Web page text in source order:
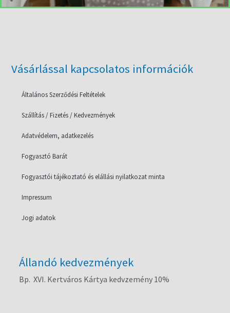
Vásárlással kapcsolatos információk
Általános Szerződési Feltételek
Szállítás / Fizetés / Kedvezmények
Adatvédelem, adatkezelés
Fogyasztó Barát
Fogyasztói tájékoztató és elállási nyilatkozat minta
Impressum
Jogi adatok
Állandó kedvezmények
Bp. XVI. Kertváros Kártya kedvzemény 10%